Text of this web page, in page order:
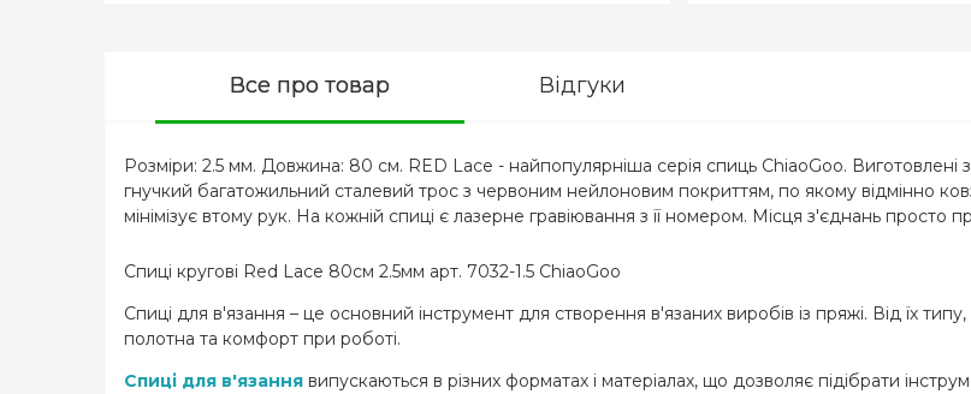
Все про товар Відгуки
Розміри: 2.5 мм. Довжина: 80 см. RED Lace - найпопулярніша серія спиць ChiaoGoo. Виготовлені
гнучкий багатожильний сталевий трос з червоним нейлоновим покриттям, по якому відмінно
мінімізує втому рук. На кожній спиці є лазерне гравіювання з її номером. Місця з'єднань просто
Спиці кругові Red Lace 80см 2.5мм арт. 7032-1.5 ChiaoGoo
Спиці для в'язання – це основний інструмент для створення в'язаних виробів із пряжі. Від їх
полотна та комфорт при роботі.
Спиці для в'язання випускаються в різних форматах і матеріалах, що дозволяє підібрати